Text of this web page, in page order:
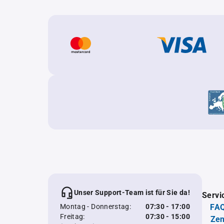
Unser Support-Team ist für Sie da!
Montag - Donnerstag:
07:30 - 17:00
Freitag:
07:30 - 15:00